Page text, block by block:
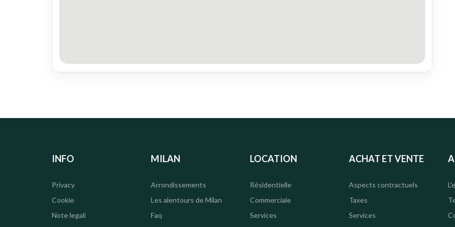
INFO
Privacy
Cookie
Note legali
MILAN
Arrondissements
Les alentours de Milan
Faq
LOCATION
Résidentielle
Commerciale
Services
ACHAT ET VENTE
Aspects contractuels
Taxes
Services